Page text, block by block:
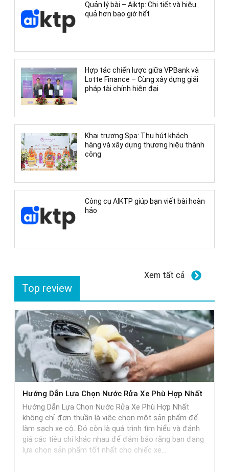
Quản lý bài – Aiktp: Chi tiết và hiệu
quả hơn bao giờ hết
Hợp tác chiến lược giữa VPBank và
Lotte Finance – Cùng xây dựng giải
pháp tài chính hiện đại
Khai trương Spa: Thu hút khách
hàng và xây dựng thương hiệu thành
công
Công cụ AIKTP giúp bạn viết bài hoàn
hảo
Top review
Xem tất cả
Hướng Dẫn Lựa Chọn Nước Rửa Xe Phù Hợp Nhất
Hướng Dẫn Lựa Chọn Nước Rửa Xe Phù Hợp Nhất
không chỉ đơn thuần là việc chọn một sản phẩm để
làm sạch xe cộ. Đó còn là quá trình tìm hiểu và đánh
giá các tiêu chí khác nhau để đảm bảo rằng bạn đang
lựa chọn sản phẩm tốt nhất cho chiếc xe…